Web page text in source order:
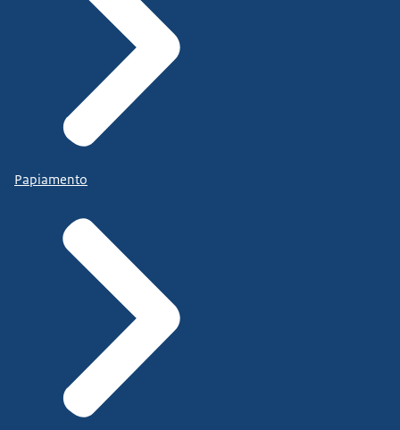
Papiamento